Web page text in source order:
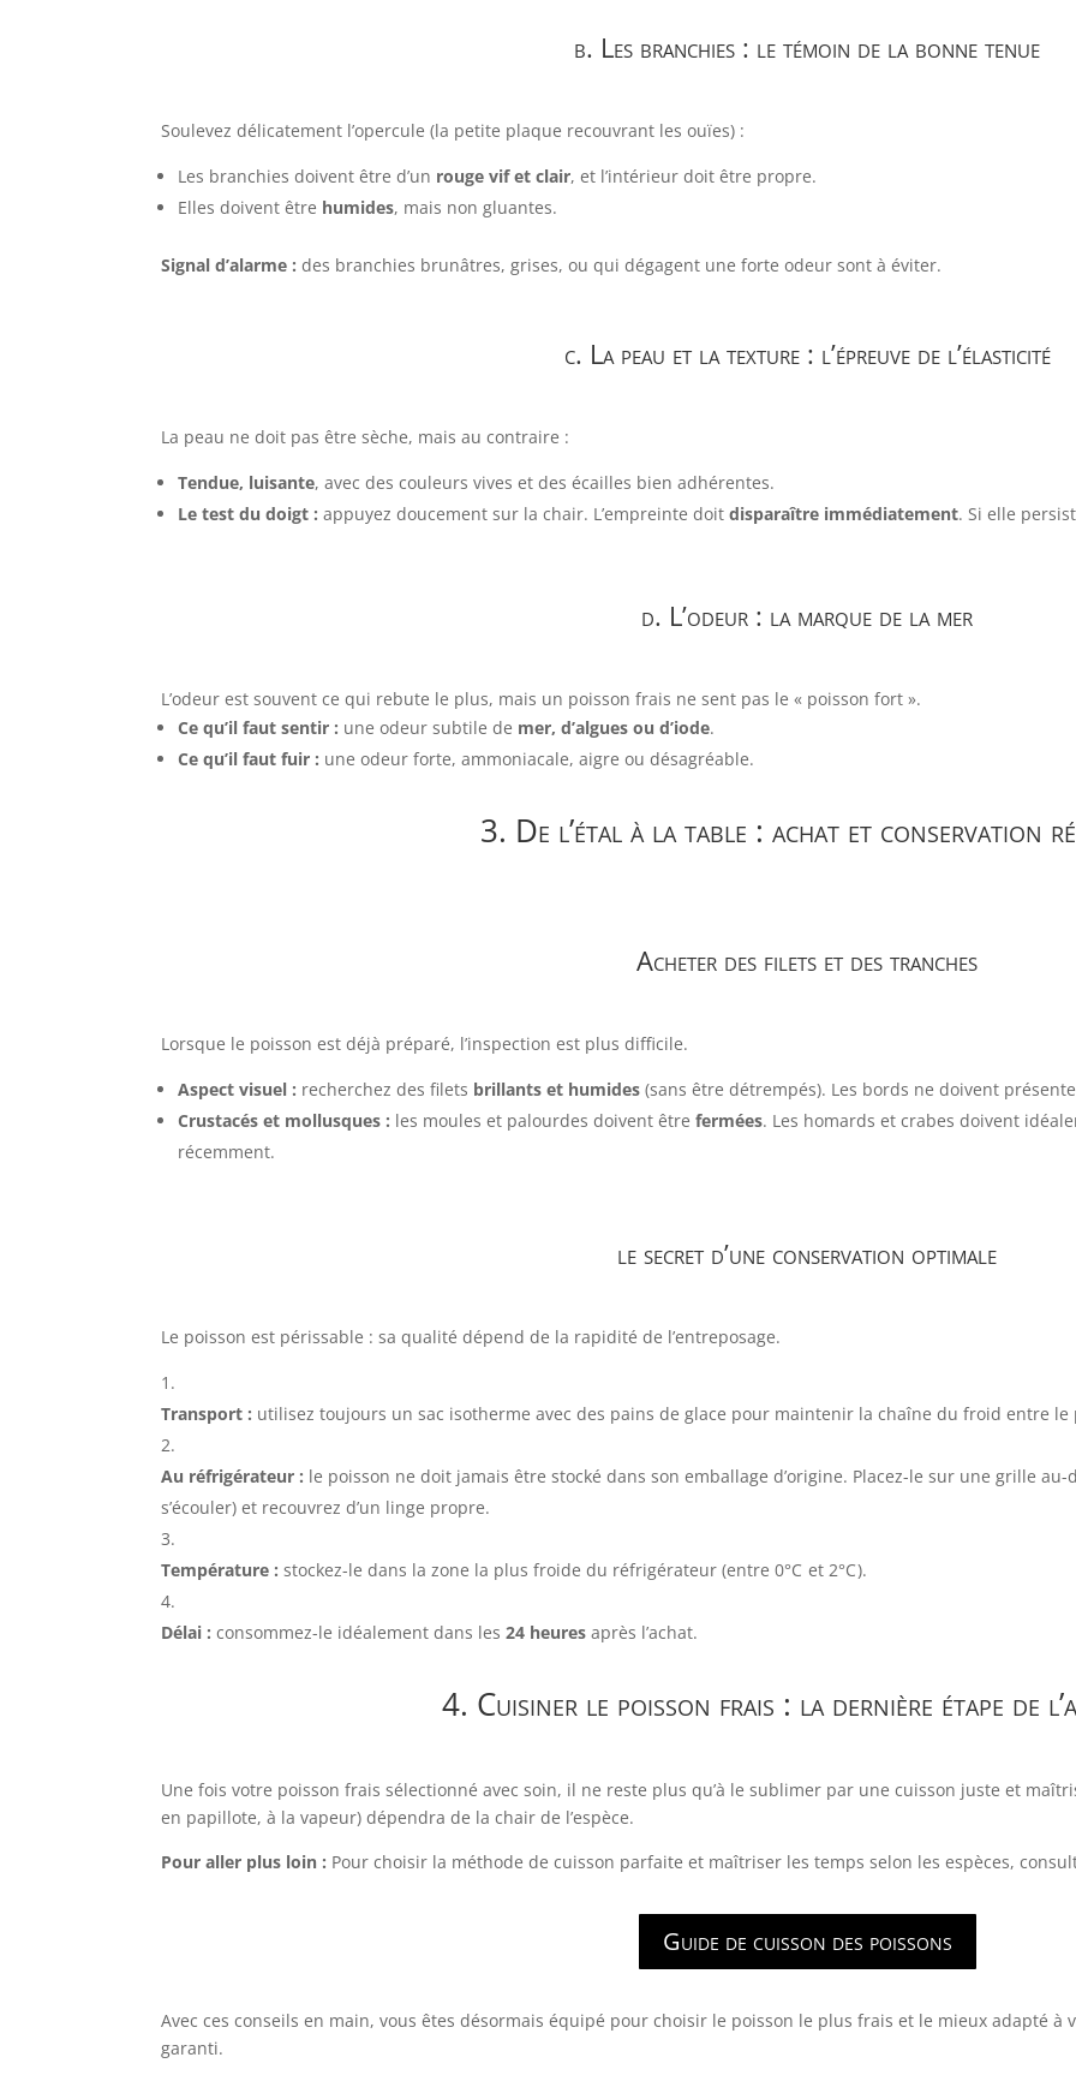
b. Les branchies : le témoin de la bonne tenue
Soulevez délicatement l’opercule (la petite plaque recouvrant les ouïes) :
Les branchies doivent être d’un rouge vif et clair, et l’intérieur doit être propre.
Elles doivent être humides, mais non gluantes.
Signal d’alarme : des branchies brunâtres, grises, ou qui dégagent une forte odeur sont à éviter.
c. La peau et la texture : l’épreuve de l’élasticité
La peau ne doit pas être sèche, mais au contraire :
Tendue, luisante, avec des couleurs vives et des écailles bien adhérentes.
Le test du doigt : appuyez doucement sur la chair. L’empreinte doitdisparaître immédiatement. Si elle
d. L’odeur : la marque de la mer
L’odeur est souvent ce qui rebute le plus, mais un poisson frais ne sent pas le « poisson fort ».
Ce qu’il faut sentir : une odeur subtile de mer, d’algues ou d’iode.
Ce qu’il faut fuir : une odeur forte, ammoniacale, aigre ou désagréable.
3. De l’étal à la table : achat et conservation
Acheter des filets et des tranches
Lorsque le poisson est déjà préparé, l’inspection est plus difficile.
Aspect visuel : recherchez des filets brillants et humides (sans être détrempés). Les bords ne doivent
Crustacés et mollusques : les moules et palourdes doivent êtrefermées. Les homards et crabes doivent
récemment.
le secret d’une conservation optimale
Le poisson est périssable : sa qualité dépend de la rapidité de l’entreposage.
Transport : utilisez toujours un sac isotherme avec des pains de glace pour maintenir la chaîne du froid entre
Au réfrigérateur : le poisson ne doit jamais être stocké dans son emballage d’origine. Placez-le sur une grille
s’écouler) et recouvrez d’un linge propre.
Température : stockez-le dans la zone la plus froide du réfrigérateur (entre0°C et2°C).
Délai : consommez-le idéalement dans les24 heures après l’achat.
4. Cuisiner le poisson frais : la dernière étape de
Une fois votre poisson frais sélectionné avec soin, il ne reste plus qu’à le sublimer par une cuisson juste et
en papillote, à la vapeur) dépendra de la chair de l’espèce.
Pour aller plus loin : Pour choisir la méthode de cuisson parfaite et maîtriser les temps selon les espèces,
Guide de cuisson des poissons
Avec ces conseils en main, vous êtes désormais équipé pour choisir le poisson le plus frais et le mieux adapté à
garanti.